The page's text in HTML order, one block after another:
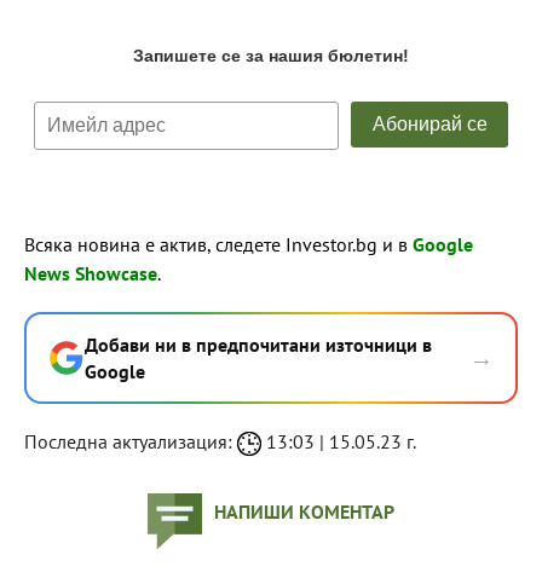
Всяка новина е актив, следете Investor.bg и в Google
News Showcase.
Добави ни в предпочитани източници в
Google
→
Последна актуализация: 13:03 | 15.05.23 г.
НАПИШИ КОМЕНТАР